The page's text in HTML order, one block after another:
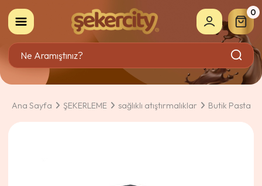
0
Ana Sayfa ŞEKERLEME sağlıklı atıştırmalıklar Butik Pasta